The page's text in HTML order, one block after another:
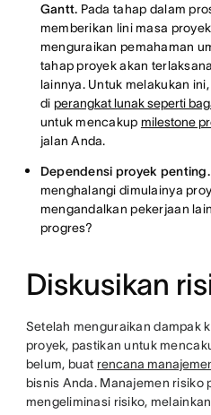
Gantt. Pada tahap dalam
memberikan lini masa
menguraikan pemahaman
tahap proyek akan
lainnya. Untuk melakukan
di perangkat lunak seperti
untuk mencakup milestone
jalan Anda.
Dependensi proyek penting.
menghalangi dimulainya
mengandalkan pekerjaan
progres?
Diskusikan
Setelah menguraikan dampak
proyek, pastikan untuk
belum, buat rencana
bisnis Anda. Manajemen risiko
mengeliminasi risiko,